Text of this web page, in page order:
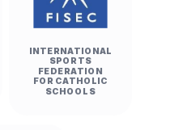
INTERNATIONAL
SPORTS
FEDERATION
FOR CATHOLIC
SCHOOLS